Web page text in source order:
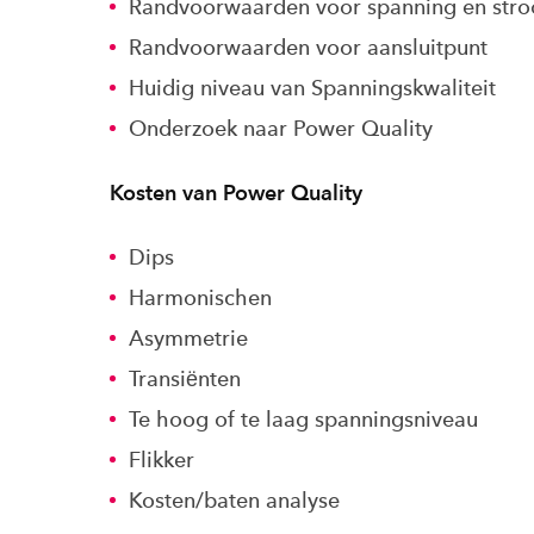
Randvoorwaarden voor spanning en
Randvoorwaarden voor aansluitpunt
Huidig niveau van Spanningskwaliteit
Onderzoek naar Power Quality
Kosten van Power Quality
Dips
Harmonischen
Asymmetrie
Transiёnten
Te hoog of te laag spanningsniveau
Flikker
Kosten/baten analyse